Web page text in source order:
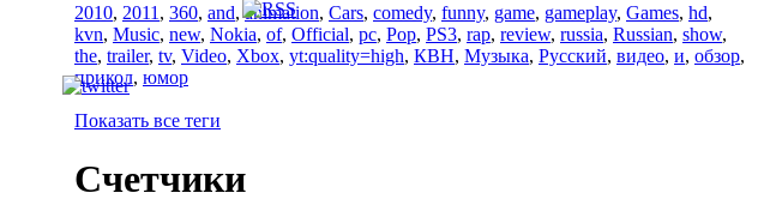
2010, 2011 , 360, and,animation, Cars, comedy, funny, game, gameplay, Games, hd,
kvn, Music, new, Nokia, of, Official, pc, Pop, PS3, rap, review, russia, Russian, show,
the, trailer, tv, Video, Xbox, yt:quality=high, КВН, Музыка, Русский, видео, и, обзор,
прикол, юмор
Показать все теги
Счетчики